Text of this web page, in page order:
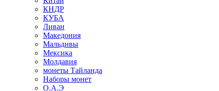
КНДР
КУБА
Ливан
Македония
Мальдивы
Мексика
Молдавия
монеты Тайланда
Наборы монет
О.А.Э